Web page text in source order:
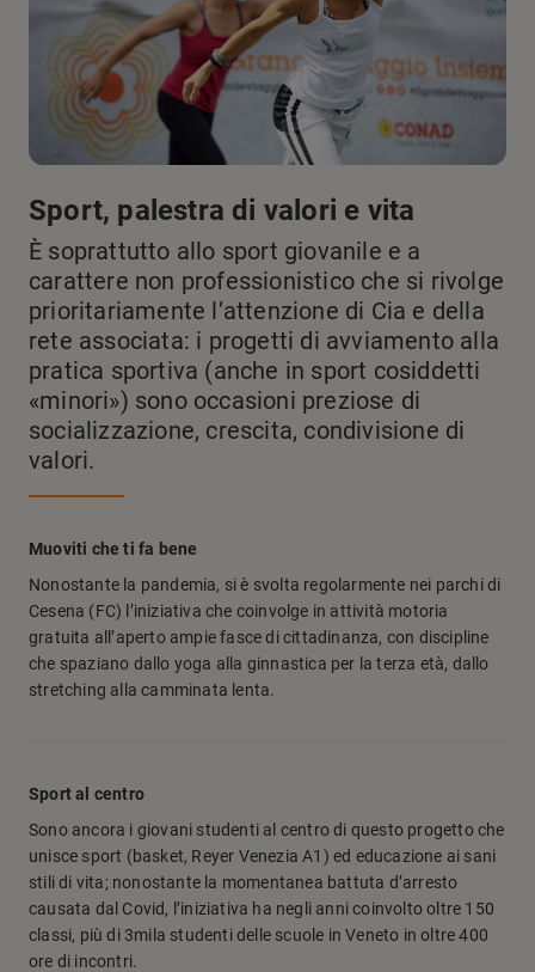
Sport, palestra di valori e vita
È soprattutto allo sport giovanile e a
carattere non professionistico che si rivolge
prioritariamente l’attenzione di Cia e della
rete associata: i progetti di avviamento alla
pratica sportiva (anche in sport cosiddetti
«minori») sono occasioni preziose di
socializzazione, crescita, condivisione di
valori.
Muoviti che ti fa bene
Nonostante la pandemia, si è svolta regolarmente nei parchi di
Cesena (FC) l’iniziativa che coinvolge in attività motoria
gratuita all’aperto ampie fasce di cittadinanza, con discipline
che spaziano dallo yoga alla ginnastica per la terza età, dallo
stretching alla camminata lenta.
Sport al centro
Sono ancora i giovani studenti al centro di questo progetto che
unisce sport (basket, Reyer Venezia A1) ed educazione ai sani
stili di vita; nonostante la momentanea battuta d’arresto
causata dal Covid, l’iniziativa ha negli anni coinvolto oltre 150
classi, più di 3mila studenti delle scuole in Veneto in oltre 400
ore di incontri.